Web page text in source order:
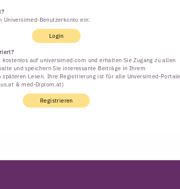
Universimed-Benutzerkonto ein:
Login
auf universimed.com und erhalten Sie Zugang zu allen
und speichern Sie interessante Beiträge in Ihrem
späteren Lesen. Ihre Registrierung ist für alle Unversimed-Portale
& med-Diplom.at)
Registrieren